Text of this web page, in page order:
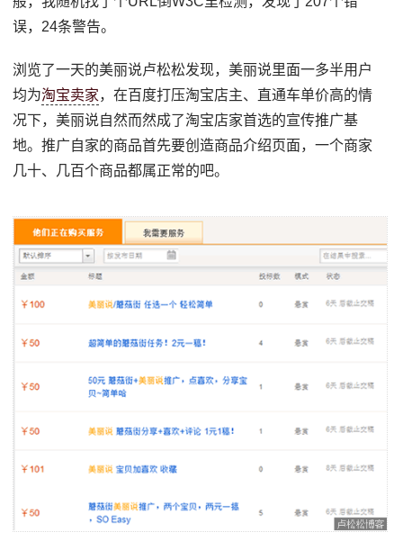
误，24条警告。
浏览了一天的美丽说卢松松发现，美丽说里面一多半用户
均为淘宝卖家，在百度打压淘宝店主、直通车单价高的情
况下，美丽说自然而然成了淘宝店家首选的宣传推广基
地。推广自家的商品首先要创造商品介绍页面，一个商家
几十、几百个商品都属正常的吧。